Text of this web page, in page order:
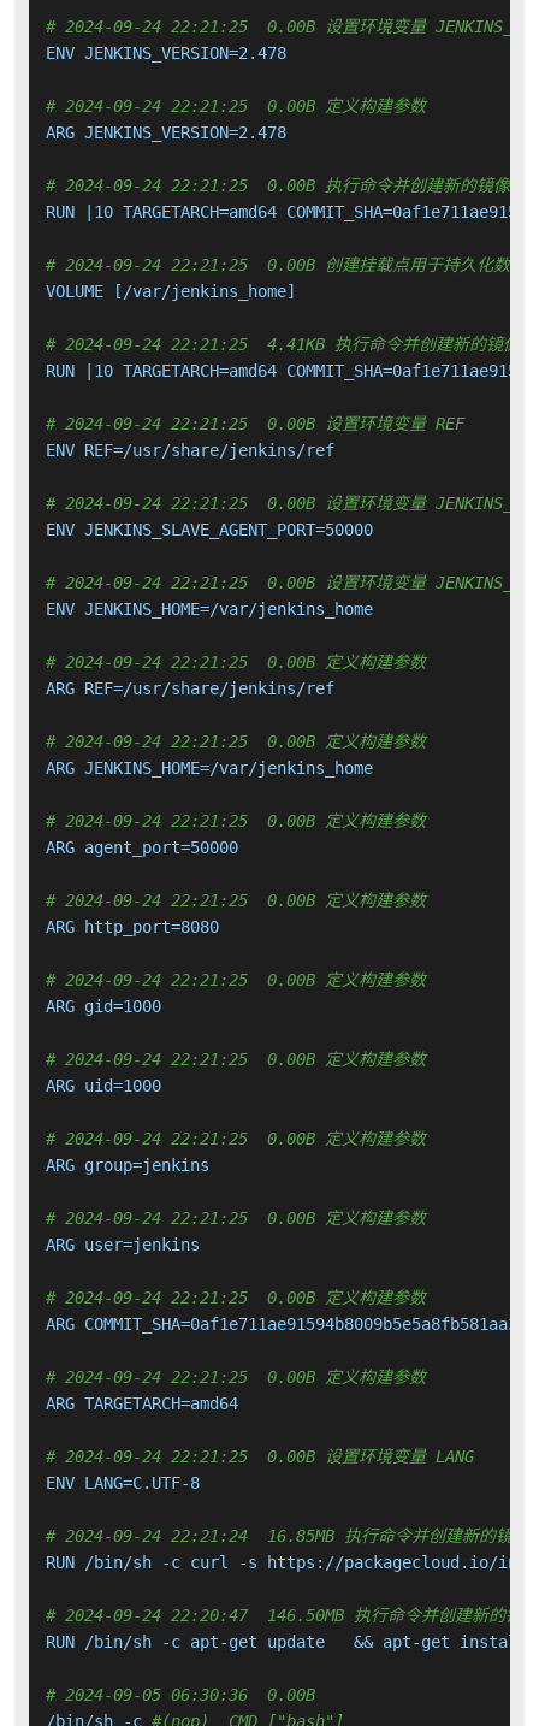
# 2024-09-24 22:21:25  0.00B 设置环境变量
ENV JENKINS_VERSION=2.478
# 2024-09-24 22:21:25  0.00B 定义构建参数
ARG JENKINS_VERSION=2.478
# 2024-09-24 22:21:25  0.00B 执行命令并创建新的镜像层
RUN |10 TARGETARCH=amd64
# 2024-09-24 22:21:25  0.00B 创建挂载点用于持久化数据
VOLUME [/var/jenkins_home]
# 2024-09-24 22:21:25  4.41KB 执行命令并创建新的镜像层
RUN |10 TARGETARCH=amd64
# 2024-09-24 22:21:25  0.00B 设置环境变量 REF
ENV REF=/usr/share/jenkins/ref
# 2024-09-24 22:21:25  0.00B 设置环境变量
ENV JENKINS_SLAVE_AGENT_PORT=50000
# 2024-09-24 22:21:25  0.00B 设置环境变量
ENV JENKINS_HOME=/var/jenkins_home
# 2024-09-24 22:21:25  0.00B 定义构建参数
ARG REF=/usr/share/jenkins/ref
# 2024-09-24 22:21:25  0.00B 定义构建参数
ARG JENKINS_HOME=/var/jenkins_home
# 2024-09-24 22:21:25  0.00B 定义构建参数
ARG agent_port=50000
# 2024-09-24 22:21:25  0.00B 定义构建参数
ARG http_port=8080
# 2024-09-24 22:21:25  0.00B 定义构建参数
ARG gid=1000
# 2024-09-24 22:21:25  0.00B 定义构建参数
ARG uid=1000
# 2024-09-24 22:21:25  0.00B 定义构建参数
ARG group=jenkins
# 2024-09-24 22:21:25  0.00B 定义构建参数
ARG user=jenkins
# 2024-09-24 22:21:25  0.00B 定义构建参数
ARG
# 2024-09-24 22:21:25  0.00B 定义构建参数
ARG TARGETARCH=amd64
# 2024-09-24 22:21:25  0.00B 设置环境变量 LANG
ENV LANG=C.UTF-8
# 2024-09-24 22:21:24  16.85MB 执行命令并创建新的镜像
RUN /bin/sh -c curl -s https://packagecloud.io/
# 2024-09-24 22:20:47  146.50MB 执行命令并创建新的镜
RUN /bin/sh -c apt-get update   && apt-get
# 2024-09-05 06:30:36  0.00B
/bin/sh -c #(nop)  CMD ["bash"]